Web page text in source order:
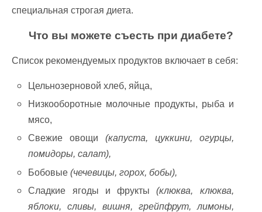
специальная строгая диета.
Что вы можете съесть при диабете?
Список рекомендуемых продуктов включает в себя:
Цельнозерновой хлеб, яйца,
Низкооборотные молочные продукты, рыба и
мясо,
Свежие овощи (капуста, цуккини, огурцы,
помидоры, салат),
Бобовые(чечевицы, горох, бобы),
Сладкие ягоды и фрукты(клюква, клюква,
яблоки, сливы, вишня, грейпфрут, лимоны,